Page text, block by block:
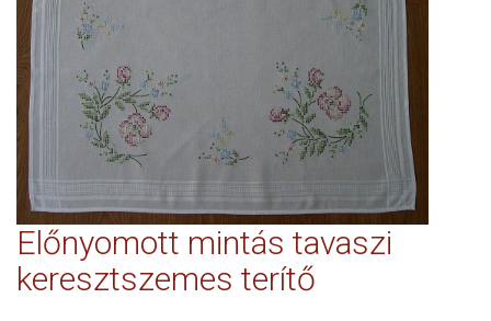
Előnyomott mintás tavaszi
keresztszemes terítő